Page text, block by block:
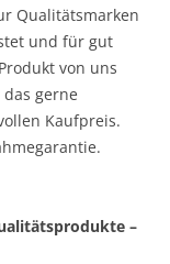
Qualitätsmarken
und für gut
von uns
gerne
Kaufpreis.
–